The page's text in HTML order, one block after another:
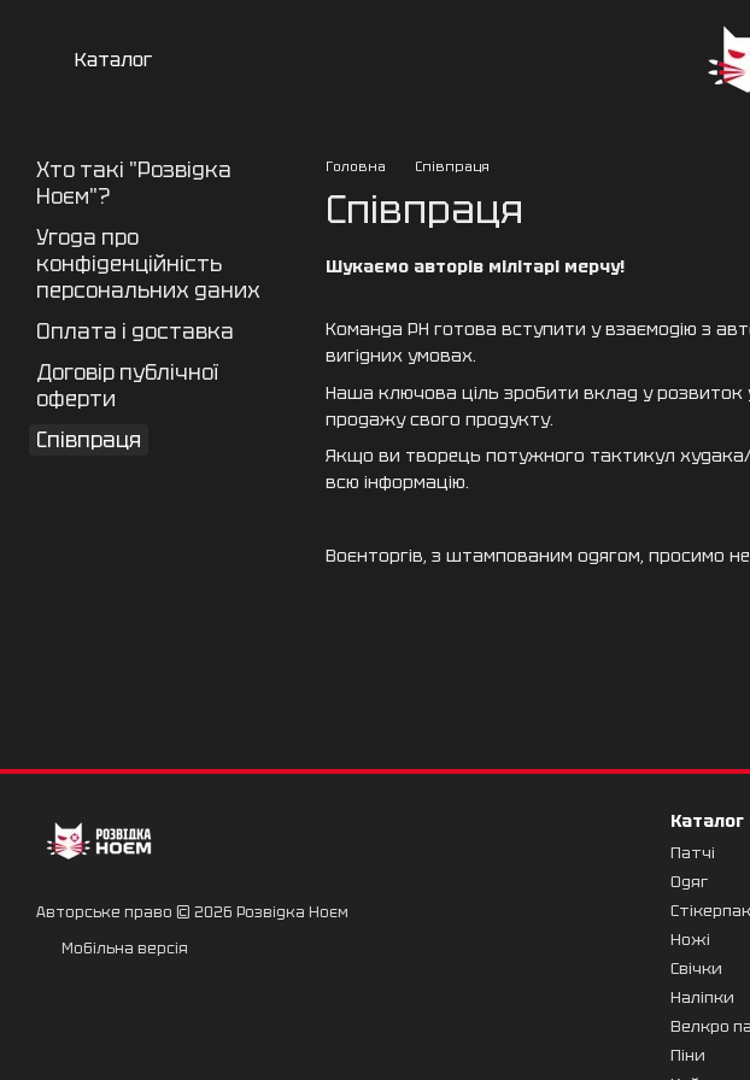
Каталог
Головна Cпівпраця
Cпівпраця
Шукаємо авторів мілітарі мерчу!
Команда РН готова вступити у взаємодію з
вигідних умовах.
Наша ключова ціль зробити вклад у розвиток
продажу свого продукту.
Якщо ви творець потужного тактикул
всю інформацію.
Воєнторгів, з штампованим одягом, просимо
Хто такі "Розвідка
Ноєм"?
Угода про
конфіденційність
персональних даних
Оплата і доставка
Договір публічної
оферти
Cпівпраця
Авторське право © 2026 Розвідка Ноєм
Мобільна версія
Каталог
Патчі
Одяг
Стікерпак
Ножі
Свічки
Наліпки
Велкро
Піни